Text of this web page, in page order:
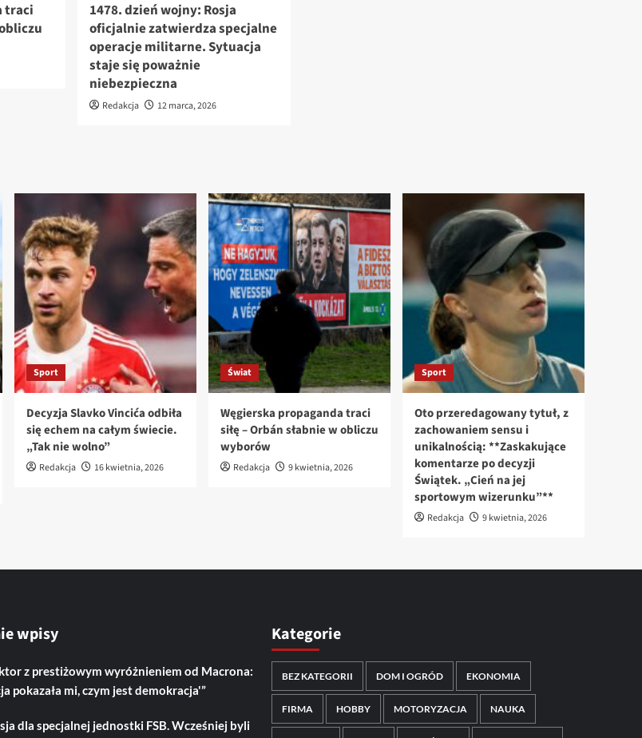
traci
1478. dzień wojny: Rosja
oficjalnie zatwierdza specjalne
operacje militarne. Sytuacja
staje się poważnie
niebezpieczna
Redakcja 12 marca, 2026
Sport
Decyzja Slavko Vincića odbiła
się echem na całym świecie.
„Tak nie wolno”
Redakcja 16 kwietnia, 2026
Świat
Węgierska propaganda traci
siłę – Orbán słabnie w obliczu
wyborów
Redakcja 9 kwietnia, 2026
Sport
Oto przeredagowany tytuł, z
zachowaniem sensu i
unikalnością: **Zaskakujące
komentarze po decyzji
Świątek. „Cień na jej
sportowym wizerunku”**
Redakcja 9 kwietnia, 2026
wpisy
z prestiżowym wyróżnieniem od Macrona:
pokazała mi, czym jest demokracja'”
dla specjalnej jednostki FSB. Wcześniej byli
Kategorie
BEZ KATEGORII DOM I OGRÓD EKONOMIA
FIRMA HOBBY MOTORYZACJA NAUKA